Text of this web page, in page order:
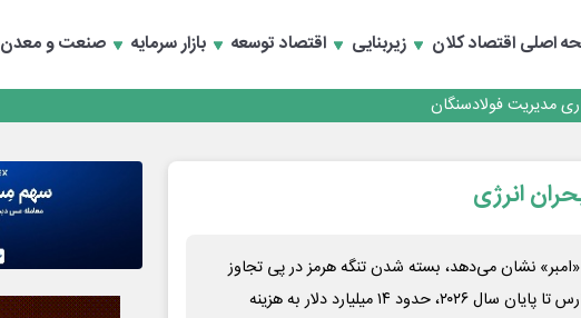
اصلیاقتصاد کلان زیربنایی اقتصاد توسعه بازار سرمایه صنعت و معدن
پیش گرفت
مدیریت فولادسنگان
در پیش گرفت
فنی وحرفه ای آزاد تخصصی انرژی‌های نو و تجدیدپذیر با حضور استاندار اصفهان
نشان می‌دهد، بسته شدن تنگه هرمز در پی تجاوز
آمریکا و اسرائیل به ایران می‌تواند بین مارس تا پایان سال ۲۰۲۶، حدود ۱۴ میلیارد دلار به هزینه